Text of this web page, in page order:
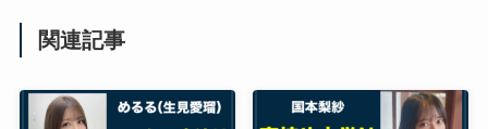
関連記事